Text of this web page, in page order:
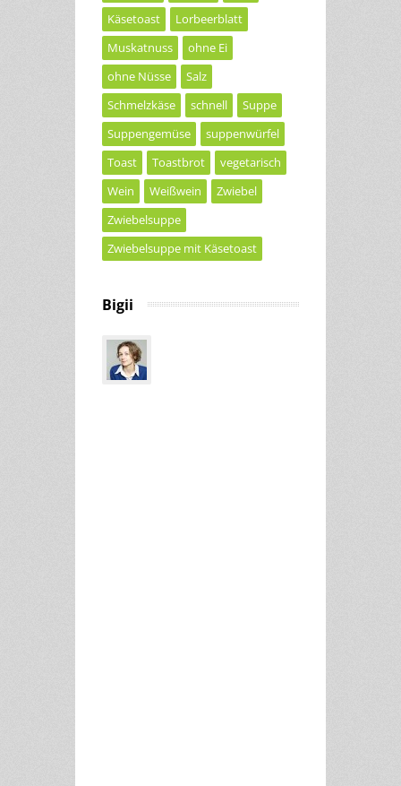
Käsetoast
Lorbeerblatt
Muskatnuss
ohne Ei
ohne Nüsse
Salz
Schmelzkäse
schnell
Suppe
Suppengemüse
suppenwürfel
Toast
Toastbrot
vegetarisch
Wein
Weißwein
Zwiebel
Zwiebelsuppe
Zwiebelsuppe mit Käsetoast
Bigii